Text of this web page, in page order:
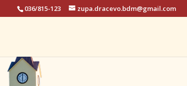
036/815-123 zupa.dracevo.bdm@gmail.com